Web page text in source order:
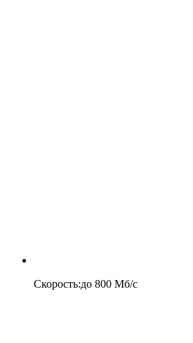
Скорость:до 800 Мб/c